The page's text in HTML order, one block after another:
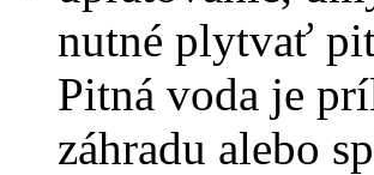
nutné plytvať
Pitná voda je
záhradu alebo